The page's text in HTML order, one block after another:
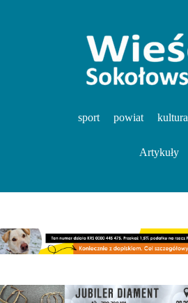
sport powiat kultura
Artykuły